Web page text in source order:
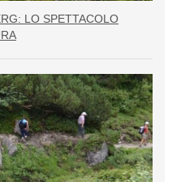
LO SPETTACOLO